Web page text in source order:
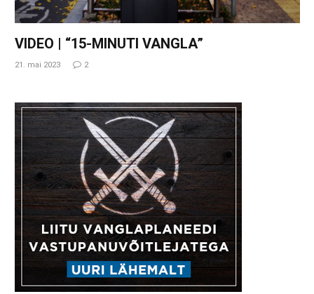
VIDEO | “15-MINUTI VANGLA”
21. mai 2023 2